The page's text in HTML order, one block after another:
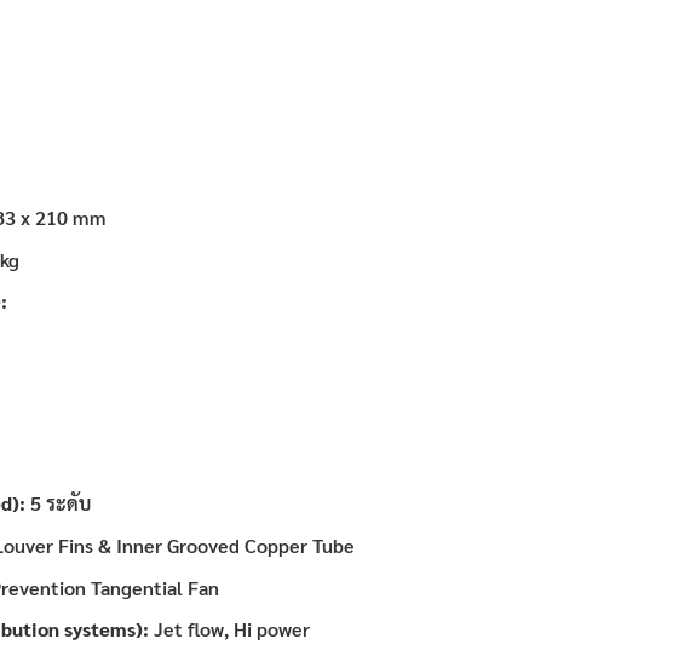
x 210 mm
5 ระดับ
Fins & Inner Grooved Copper Tube
Tangential Fan
systems): Jet flow, Hi power